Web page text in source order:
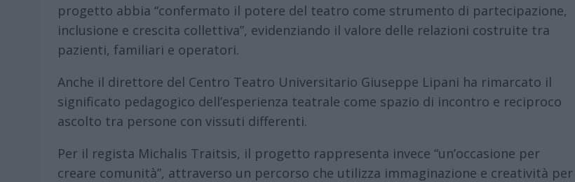
progetto abbia “confermato il potere del teatro come strumento di partecipazione,
inclusione e crescita collettiva”, evidenziando il valore delle relazioni costruite tra
pazienti, familiari e operatori.
Anche il direttore del Centro Teatro Universitario Giuseppe Lipani ha rimarcato il
significato pedagogico dell’esperienza teatrale come spazio di incontro e reciproco
ascolto tra persone con vissuti differenti.
Per il regista Michalis Traitsis, il progetto rappresenta invece “un’occasione per
creare comunità”, attraverso un percorso che utilizza immaginazione e creatività per